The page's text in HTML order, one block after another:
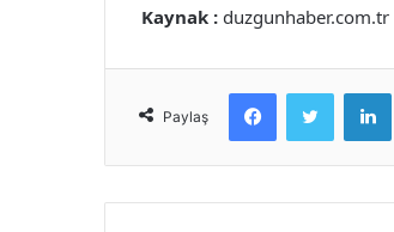
Kaynak : duzgunhaber.com.tr
Paylaş
FacebookTwitter